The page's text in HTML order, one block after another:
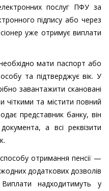
послуг ПФУ за
підпису або через
уже отримує виплати
мати паспорт або
та підтверджує вік. У
завантажити скановані
чіткими та містити повний
представник банку, він
а всі реквізити
отримання пенсії —
додаткових дозволів
надходитимуть у